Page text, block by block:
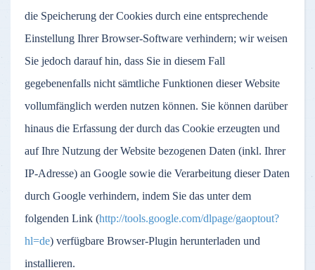
die Speicherung der Cookies durch eine entsprechende
Einstellung Ihrer Browser-Software verhindern; wir weisen
Sie jedoch darauf hin, dass Sie in diesem Fall
gegebenenfalls nicht sämtliche Funktionen dieser Website
vollumfänglich werden nutzen können. Sie können darüber
hinaus die Erfassung der durch das Cookie erzeugten und
auf Ihre Nutzung der Website bezogenen Daten (inkl. Ihrer
IP-Adresse) an Google sowie die Verarbeitung dieser Daten
durch Google verhindern, indem Sie das unter dem
folgenden Link (http://tools.google.com/dlpage/gaoptout?
hl=de) verfügbare Browser-Plugin herunterladen und
installieren.